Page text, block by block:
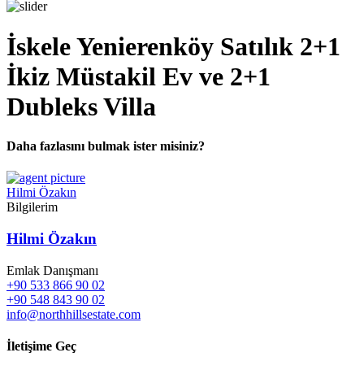
İskele Yenierenköy Satılık 2+1
İkiz Müstakil Ev ve 2+1
Dubleks Villa
Daha fazlasını bulmak ister misiniz?
Hilmi Özakın
Bilgilerim
Hilmi Özakın
Emlak Danışmanı
+90 533 866 90 02
+90 548 843 90 02
info@northhillsestate.com
İletişime Geç